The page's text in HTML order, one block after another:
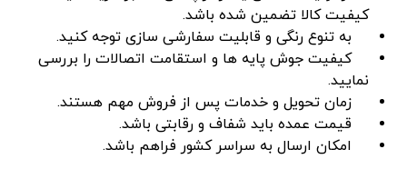
کیفیت کالا تضمین شده باشد.
به تنوع رنگی و قابلیت سفارشی سازی توجه کنید.
کیفیت جوش پایه ها و استقامت اتصالات را بررسی
نمایید.
زمان تحویل و خدمات پس از فروش مهم هستند.
قیمت عمده باید شفاف و رقابتی باشد.
امکان ارسال به سراسر کشور فراهم باشد.